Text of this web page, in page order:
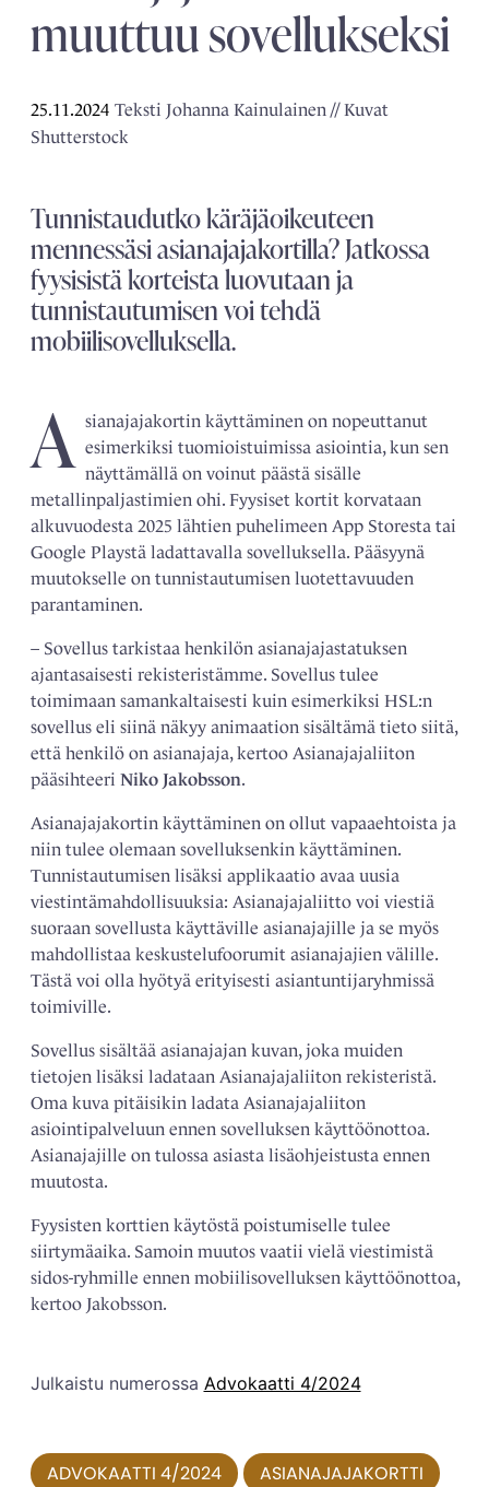
muuttuu sovellukseksi
25.11.2024 Teksti Johanna Kainulainen // Kuvat
Shutterstock
Tunnistaudutko käräjäoikeuteen
mennessäsi asianajajakortilla? Jatkossa
fyysisistä korteista luovutaan ja
tunnistautumisen voi tehdä
mobiilisovelluksella.
A sianajajakortin käyttäminen on nopeuttanut
esimerkiksi tuomioistuimissa asiointia, kun sen
näyttämällä on voinut päästä sisälle
metallinpaljastimien ohi. Fyysiset kortit korvataan
alkuvuodesta 2025 lähtien puhelimeen App Storesta tai
Google Playstä ladattavalla sovelluksella. Pääsyynä
muutokselle on tunnistautumisen luotettavuuden
parantaminen.
– Sovellus tarkistaa henkilön asianajajastatuksen
ajantasaisesti rekisteristämme. Sovellus tulee
toimimaan samankaltaisesti kuin esimerkiksi HSL:n
sovellus eli siinä näkyy animaation sisältämä tieto siitä,
että henkilö on asianajaja, kertoo Asianajajaliiton
pääsihteeri Niko Jakobsson.
Asianajajakortin käyttäminen on ollut vapaaehtoista ja
niin tulee olemaan sovelluksenkin käyttäminen.
Tunnistautumisen lisäksi applikaatio avaa uusia
viestintämahdollisuuksia: Asianajajaliitto voi viestiä
suoraan sovellusta käyttäville asianajajille ja se myös
mahdollistaa keskustelufoorumit asianajajien välille.
Tästä voi olla hyötyä erityisesti asiantuntijaryhmissä
toimiville.
Sovellus sisältää asianajajan kuvan, joka muiden
tietojen lisäksi ladataan Asianajajaliiton rekisteristä.
Oma kuva pitäisikin ladata Asianajajaliiton
asiointipalveluun ennen sovelluksen käyttöönottoa.
Asianajajille on tulossa asiasta lisäohjeistusta ennen
muutosta.
Fyysisten korttien käytöstä poistumiselle tulee
siirtymäaika. Samoin muutos vaatii vielä viestimistä
sidos-ryhmille ennen mobiilisovelluksen käyttöönottoa,
kertoo Jakobsson.
Julkaistu numerossa Advokaatti 4/2024
ADVOKAATTI 4/2024 ASIANAJAJAKORTTI